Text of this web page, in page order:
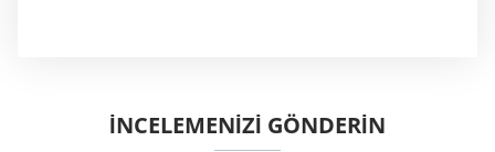
İNCELEMENİZİ GÖNDERİN